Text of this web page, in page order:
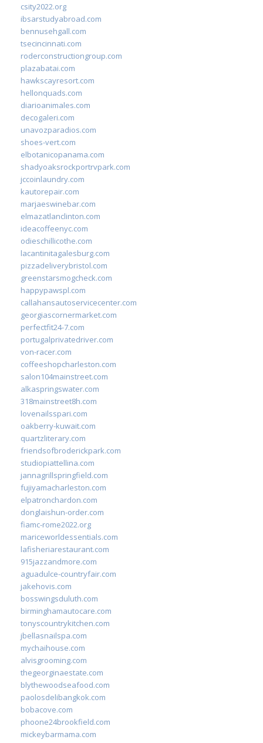
csity2022.org
ibsarstudyabroad.com
bennusehgall.com
tsecincinnati.com
roderconstructiongroup.com
plazabatai.com
hawkscayresort.com
hellonquads.com
diarioanimales.com
decogaleri.com
unavozparadios.com
shoes-vert.com
elbotanicopanama.com
shadyoaksrockportrvpark.com
jccoinlaundry.com
kautorepair.com
marjaeswinebar.com
elmazatlanclinton.com
ideacoffeenyc.com
odieschillicothe.com
lacantinitagalesburg.com
pizzadeliverybristol.com
greenstarsmogcheck.com
happypawspl.com
callahansautoservicecenter.com
georgiascornermarket.com
perfectfit24-7.com
portugalprivatedriver.com
von-racer.com
coffeeshopcharleston.com
salon104mainstreet.com
alkaspringswater.com
318mainstreet8h.com
lovenailsspari.com
oakberry-kuwait.com
quartzliterary.com
friendsofbroderickpark.com
studiopiattellina.com
jannagrillspringfield.com
fujiyamacharleston.com
elpatronchardon.com
donglaishun-order.com
fiamc-rome2022.org
mariceworldessentials.com
lafisheriarestaurant.com
915jazzandmore.com
aguadulce-countryfair.com
jakehovis.com
bosswingsduluth.com
birminghamautocare.com
tonyscountrykitchen.com
jbellasnailspa.com
mychaihouse.com
alvisgrooming.com
thegeorginaestate.com
blythewoodseafood.com
paolosdelibangkok.com
bobacove.com
phoone24brookfield.com
mickeybarmama.com